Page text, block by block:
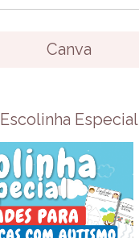
Canva
Escolinha Especial